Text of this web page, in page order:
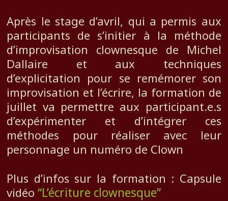
Après le stage d’avril, qui a permis aux
participants de s’initier à la méthode
d’improvisation clownesque de Michel
Dallaire et aux techniques
d’explicitation pour se remémorer son
improvisation et l’écrire, la formation de
juillet va permettre aux participant.e.s
d’expérimenter et d’intégrer ces
méthodes pour réaliser avec leur
personnage un numéro de Clown
Plus d’infos sur la formation : Capsule
vidéo“L’écriture clownesque”